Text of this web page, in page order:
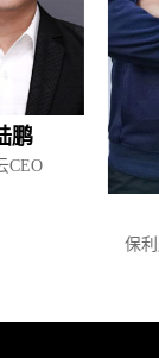
保利